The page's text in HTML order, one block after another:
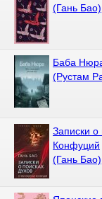
(Гань Бао)
Баба
(Рустам
Записки
Конфуций
(Гань Бао)